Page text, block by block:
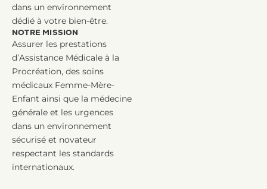
dans un environnement
dédié à votre bien-être.
NOTRE MISSION
Assurer les prestations
d’Assistance Médicale à la
Procréation, des soins
médicaux Femme-Mère-
Enfant ainsi que la médecine
générale et les urgences
dans un environnement
sécurisé et novateur
respectant les standards
internationaux.